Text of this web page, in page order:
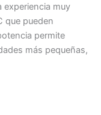
experiencia muy
que pueden
permite
más pequeñas,